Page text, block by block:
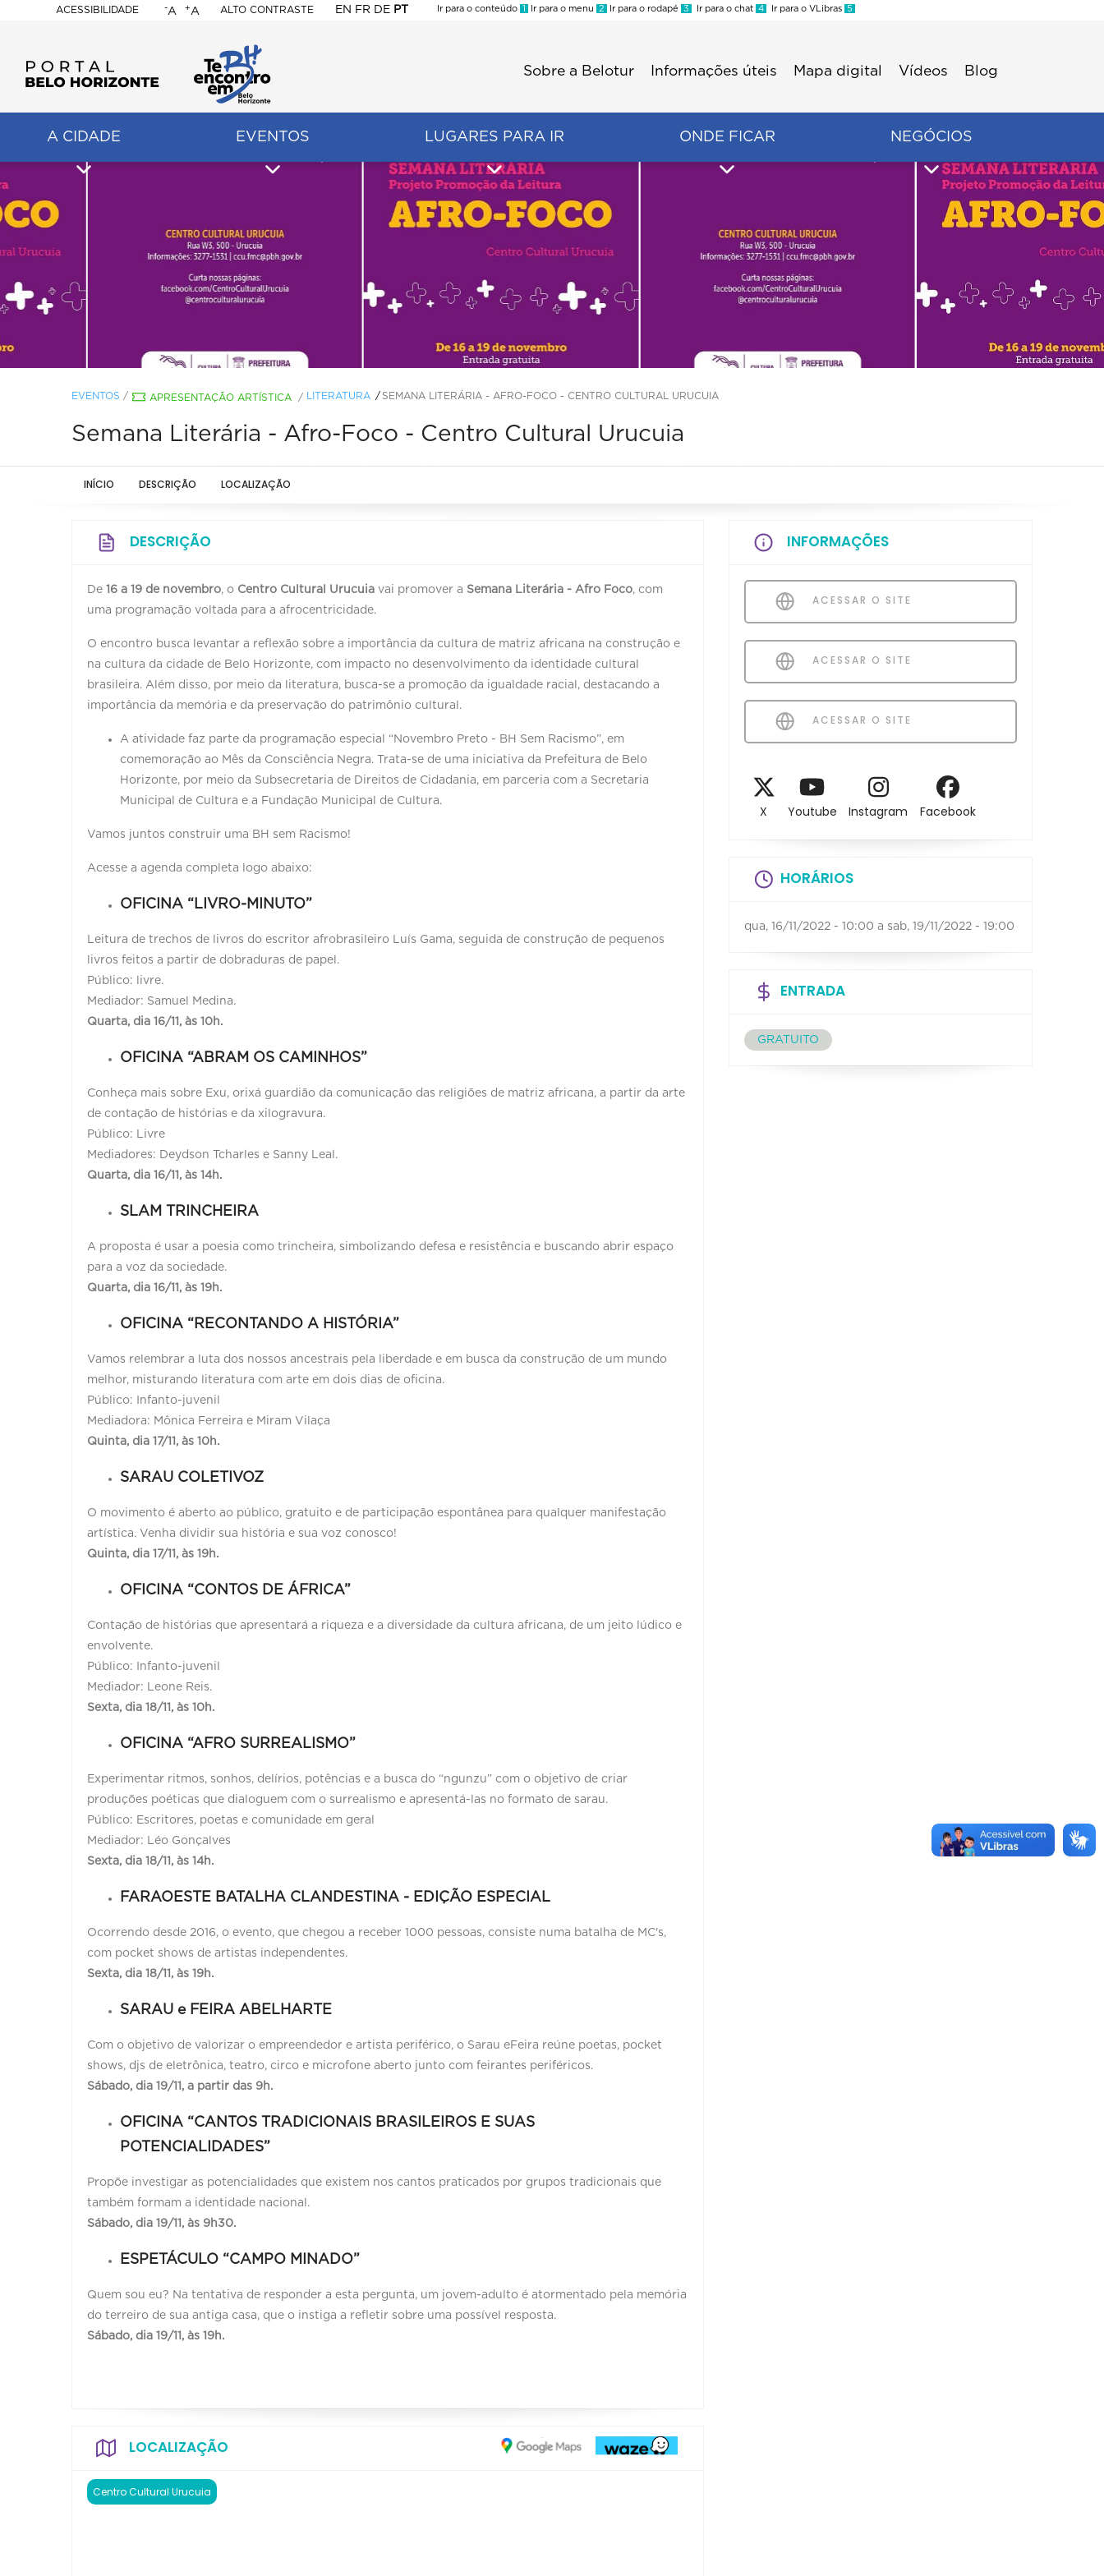
ACESSIBILIDADE
BELO
HORIZONTE
-A +A ALTO CONTRASTE EN FR DE PT
Ir para o conteúdo 1 Ir para o menu 2 Ir para o rodapé 3 Ir para o chat 4 Ir para o VLibras 5
Sobre a Belotur Informações úteis Mapa digital Vídeos Blog
A CIDADE EVENTOS LUGARES PARA IR ONDE FICAR NEGÓCIOS
EVENTOS / APRESENTAÇÃO ARTÍSTICA / LITERATURA SEMANA LITERÁRIA - AFRO-FOCO - CENTRO CULTURAL URUCUIA
Semana Literária - Afro-Foco - Centro Cultural Urucuia
INÍCIO DESCRIÇÃO LOCALIZAÇÃO
DESCRIÇÃO
De 16 a 19 de novembro, o Centro Cultural Urucuia vai promover a Semana Literária - Afro Foco, com
uma programação voltada para a afrocentricidade.
O encontro busca levantar a reflexão sobre a importância da cultura de matriz africana na construção e
na cultura da cidade de Belo Horizonte, com impacto no desenvolvimento da identidade cultural
brasileira. Além disso, por meio da literatura, busca-se a promoção da igualdade racial, destacando a
importância da memória e da preservação do patrimônio cultural.
A atividade faz parte da programação especial “Novembro Preto - BH Sem Racismo”, em
comemoração ao Mês da Consciência Negra. Trata-se de uma iniciativa da Prefeitura de Belo
Horizonte, por meio da Subsecretaria de Direitos de Cidadania, em parceria com a Secretaria
Municipal de Cultura e a Fundação Municipal de Cultura.
Vamos juntos construir uma BH sem Racismo!
Acesse a agenda completa logo abaixo:
OFICINA “LIVRO-MINUTO”
Leitura de trechos de livros do escritor afrobrasileiro Luís Gama, seguida de construção de pequenos
livros feitos a partir de dobraduras de papel.
Público: livre.
Mediador: Samuel Medina.
Quarta, dia 16/11, às 10h.
OFICINA “ABRAM OS CAMINHOS”
Conheça mais sobre Exu, orixá guardião da comunicação das religiões de matriz africana, a partir da arte
de contação de histórias e da xilogravura.
Público: Livre
Mediadores: Deydson Tcharles e Sanny Leal.
Quarta, dia 16/11, às 14h.
SLAM TRINCHEIRA
A proposta é usar a poesia como trincheira, simbolizando defesa e resistência e buscando abrir espaço
para a voz da sociedade.
Quarta, dia 16/11, às 19h.
OFICINA “RECONTANDO A HISTÓRIA”
Vamos relembrar a luta dos nossos ancestrais pela liberdade e em busca da construção de um mundo
melhor, misturando literatura com arte em dois dias de oficina.
Público: Infanto-juvenil
Mediadora: Mônica Ferreira e Miram Vilaça
Quinta, dia 17/11, às 10h.
SARAU COLETIVOZ
O movimento é aberto ao público, gratuito e de participação espontânea para qualquer manifestação
artística. Venha dividir sua história e sua voz conosco!
Quinta, dia 17/11, às 19h.
OFICINA “CONTOS DE ÁFRICA”
Contação de histórias que apresentará a riqueza e a diversidade da cultura africana, de um jeito lúdico e
envolvente.
Público: Infanto-juvenil
Mediador: Leone Reis.
Sexta, dia 18/11, às 10h.
OFICINA “AFRO SURREALISMO”
Experimentar ritmos, sonhos, delírios, potências e a busca do “ngunzu” com o objetivo de criar
produções poéticas que dialoguem com o surrealismo e apresentá-las no formato de sarau.
Público: Escritores, poetas e comunidade em geral
Mediador: Léo Gonçalves
Sexta, dia 18/11, às 14h.
FARAOESTE BATALHA CLANDESTINA - EDIÇÃO ESPECIAL
Ocorrendo desde 2016, o evento, que chegou a receber 1000 pessoas, consiste numa batalha de MC's,
com pocket shows de artistas independentes.
Sexta, dia 18/11, às 19h.
SARAU e FEIRA ABELHARTE
Com o objetivo de valorizar o empreendedor e artista periférico, o Sarau eFeira reúne poetas, pocket
shows, djs de eletrônica, teatro, circo e microfone aberto junto com feirantes periféricos.
Sábado, dia 19/11, a partir das 9h.
OFICINA “CANTOS TRADICIONAIS BRASILEIROS E SUAS
POTENCIALIDADES”
Propõe investigar as potencialidades que existem nos cantos praticados por grupos tradicionais que
também formam a identidade nacional.
Sábado, dia 19/11, às 9h30.
ESPETÁCULO “CAMPO MINADO”
Quem sou eu? Na tentativa de responder a esta pergunta, um jovem-adulto é atormentado pela memória
do terreiro de sua antiga casa, que o instiga a refletir sobre uma possível resposta.
Sábado, dia 19/11, às 19h.
LOCALIZAÇÃO
Centro Cultural Urucuia
INFORMAÇÕES
ACESSAR O SITE
ACESSAR O SITE
ACESSAR O SITE
X Youtube Instagram Facebook
HORÁRIOS
qua, 16/11/2022 - 10:00 a sab, 19/11/2022 - 19:00
ENTRADA
GRATUITO